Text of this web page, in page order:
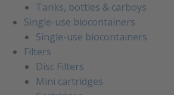
Tanks, bottles & carboys
Single-use biocontainers
Single-use biocontainers
Filters
Disc Filters
Mini cartridges